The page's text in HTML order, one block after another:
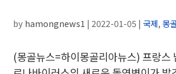
by hamongnews1 | 2022-01-05|국제,몽
(몽골뉴스=하이몽골리아뉴스) 프랑스